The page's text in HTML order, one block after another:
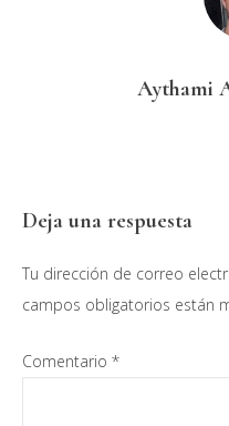
Aythami
Interacciones
con
los
Deja una respuesta
Tu dirección de correo
campos obligatorios están
Comentario *